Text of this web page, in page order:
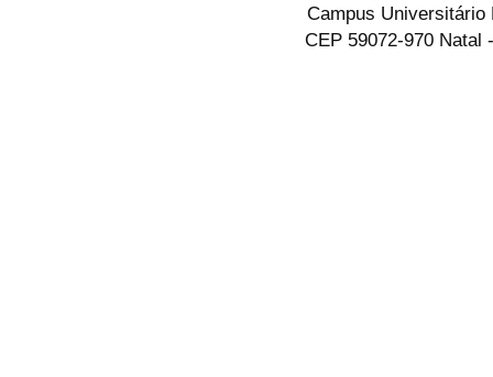
Campus Universitário
CEP 59072-970 Natal